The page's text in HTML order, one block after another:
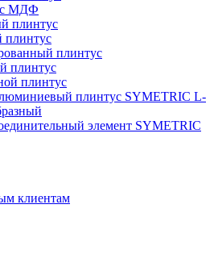
МДФ
плинтус
плинтус
плинтус
плинтус
плинтус
плинтус SYMETRIC L-
элемент SYMETRIC
клиентам